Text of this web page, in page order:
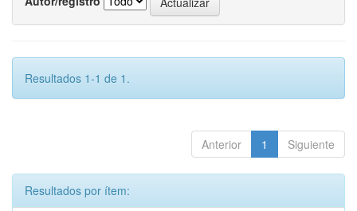
Resultados 1-1 de 1.
Anterior 1 Siguiente
Resultados por ítem: